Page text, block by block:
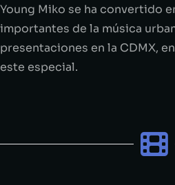
Young Miko se ha convertido
importantes de la música
presentaciones en la CDMX,
este especial.